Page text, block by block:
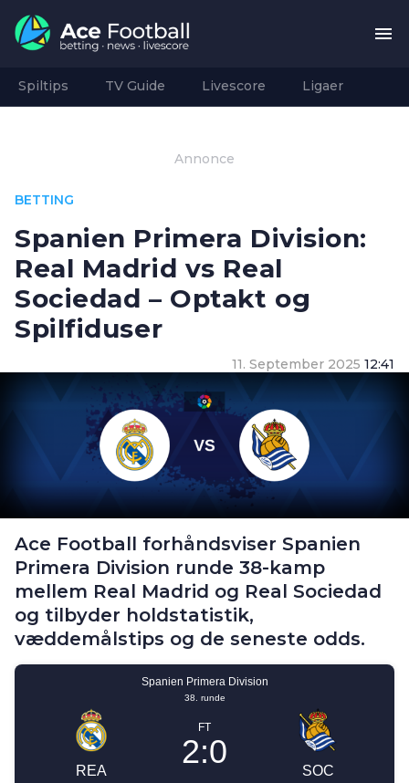
Spiltips TV Guide Livescore Ligaer
Annonce
BETTING
Spanien Primera Division:
Real Madrid vs Real
Sociedad – Optakt og
Spilfiduser
11. September 2025 12:41
Ace Football forhåndsviser Spanien
Primera Division runde 38-kamp
mellem Real Madrid og Real Sociedad
og tilbyder holdstatistik,
væddemålstips og de seneste odds.